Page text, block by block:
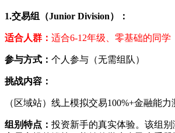
1.交易组（Junior Division）：
适合人群： 适合6-12年级、零基础的同学
参与方式： 个人参与（无需组队）
挑战内容：
（区域站）线上模拟交易100%+金融能力
组别特点： 投资新手的真实体验。该组